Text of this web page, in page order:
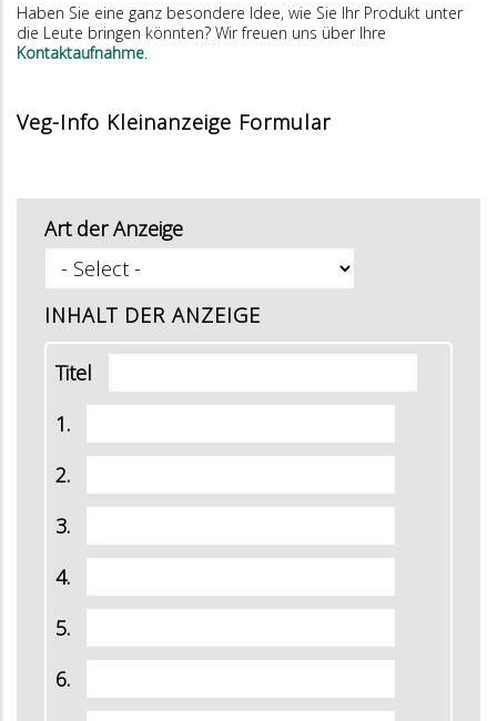
Haben Sie eine ganz besondere Idee, wie Sie Ihr Produkt unter
die Leute bringen könnten? Wir freuen uns über Ihre
Kontaktaufnahme
Veg-Info Kleinanzeige Formular
Art der Anzeige
INHALT DER ANZEIGE
Titel
1.
2.
3.
4.
5.
6.